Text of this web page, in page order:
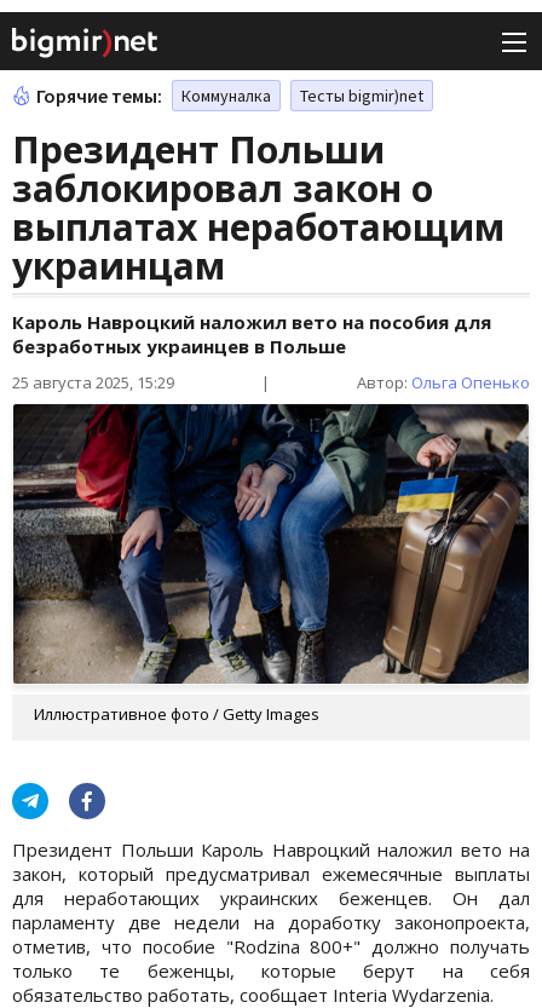
Горячие темы: Коммуналка Тесты bigmir)net
Президент Польши
заблокировал закон о
выплатах неработающим
украинцам
Кароль Навроцкий наложил вето на пособия для
безработных украинцев в Польше
25 августа 2025, 15:29 | Автор: Ольга Опенько
Иллюстративное фото / Getty Images
Президент Польши Кароль Навроцкий наложил вето на
закон, который предусматривал ежемесячные выплаты
для неработающих украинских беженцев. Он дал
парламенту две недели на доработку законопроекта,
отметив, что пособие "Rodzina 800+" должно получать
только те беженцы, которые берут на себя
обязательство работать, сообщает Interia Wydarzenia.